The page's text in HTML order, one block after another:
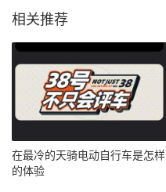
相关推荐
在最冷的天骑电动自行车是怎样
的体验